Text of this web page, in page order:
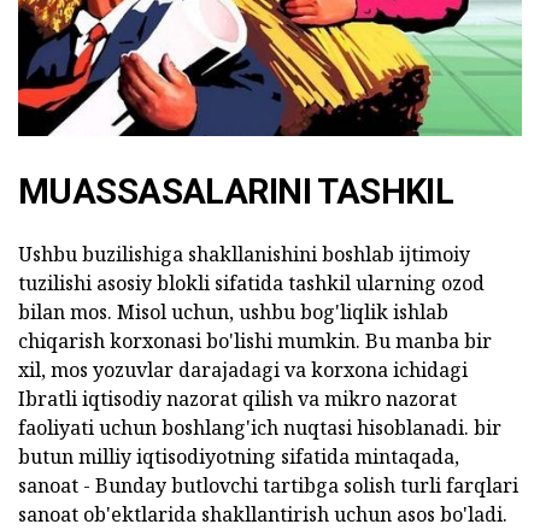
MUASSASALARINI TASHKIL
Ushbu buzilishiga shakllanishini boshlab ijtimoiy
tuzilishi asosiy blokli sifatida tashkil ularning ozod
bilan mos. Misol uchun, ushbu bog'liqlik ishlab
chiqarish korxonasi bo'lishi mumkin. Bu manba bir
xil, mos yozuvlar darajadagi va korxona ichidagi
Ibratli iqtisodiy nazorat qilish va mikro nazorat
faoliyati uchun boshlang'ich nuqtasi hisoblanadi. bir
butun milliy iqtisodiyotning sifatida mintaqada,
sanoat - Bunday butlovchi tartibga solish turli farqlari
sanoat ob'ektlarida shakllantirish uchun asos bo'ladi.